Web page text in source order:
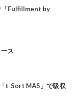
「Fulfillment by
ス
t-Sort MAS」で吸収